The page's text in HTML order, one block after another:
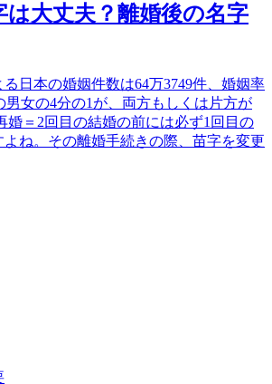
大丈夫？離婚後の名字
日本の婚姻件数は64万3749件、婚姻率
男女の4分の1が、両方もしくは片方が
婚＝2回目の結婚の前には必ず1回目の
ね。その離婚手続きの際、苗字を変更